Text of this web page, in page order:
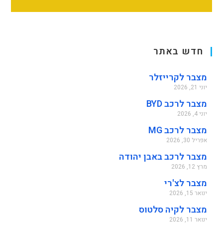
חדש באתר
מצבר לקרייזלר
יוני 21, 2026
מצבר לרכב BYD
יוני 4, 2026
מצבר לרכב MG
אפריל 30, 2026
מצבר לרכב באבן יהודה
מרץ 12, 2026
מצבר לצ'רי
ינואר 15, 2026
מצבר לקיה סלטוס
ינואר 11, 2026